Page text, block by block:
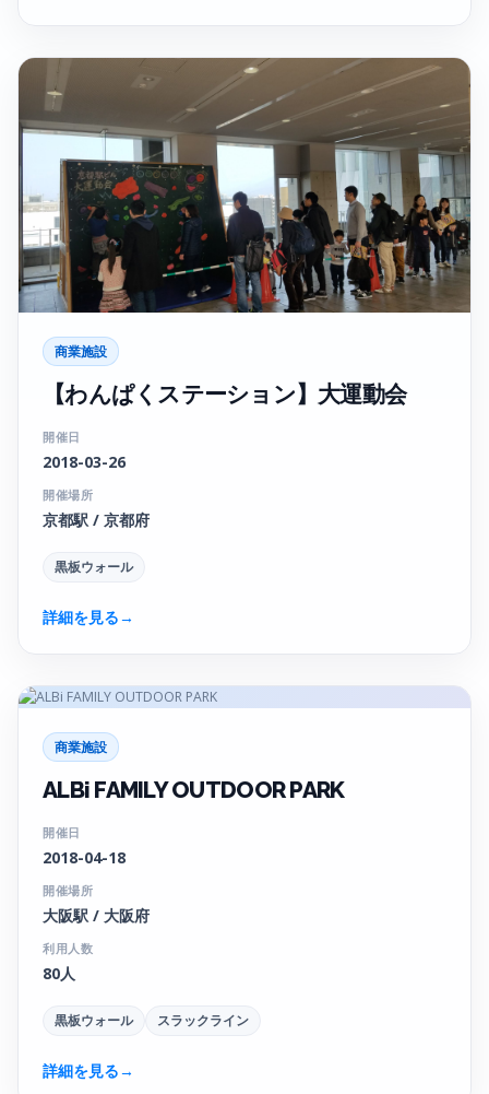
商業施設
【わんぱくステーション】大運動会
開催日
2018-03-26
開催場所
京都駅 / 京都府
黒板ウォール
詳細を見る→
商業施設
ALBi FAMILY OUTDOOR PARK
開催日
2018-04-18
開催場所
大阪駅 / 大阪府
利用人数
80人
黒板ウォール スラックライン
詳細を見る→